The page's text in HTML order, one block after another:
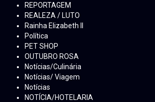
REPORTAGEM
REALEZA / LUTO
Rainha Elizabeth ll
Política
PET SHOP
OUTUBRO ROSA
Notícias/Culinária
Notícias/ Viagem
Notícias
NOTÍCIA/HOTELARIA